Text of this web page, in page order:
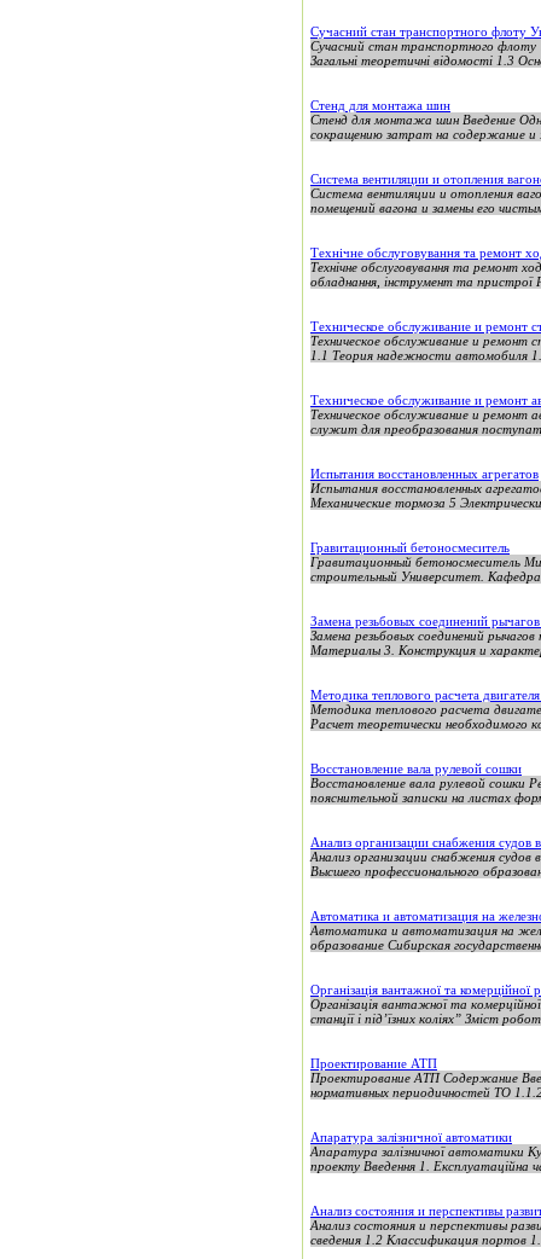
Сучасний стан транспортного флоту
Сучасний стан транспортного
Загальні теоретичні відомості 1.3
Стенд для монтажа шин
Стенд для монтажа шин Введение
сокращению затрат на содержание и
Система вентиляции и отопления
Система вентиляции и отопления
помещений вагона и замены его
Технічне обслуговування та ремонт
Технічне обслуговування та ремонт
обладнання, інструмент та пристрої
Техническое обслуживание и ремонт
Техническое обслуживание и ремонт
1.1 Теория надежности автомобиля
Техническое обслуживание и ремонт
Техническое обслуживание и ремонт
служит для преобразования
Испытания восстановленных агрегатов
Испытания восстановленных
Механические тормоза 5
Гравитационный бетоносмеситель
Гравитационный бетоносмеситель
строительный Университет.
Замена резьбовых соединений
Замена резьбовых соединений
Материалы 3. Конструкция и
Методика теплового расчета
Методика теплового расчета
Расчет теоретически необходимого
Восстановление вала рулевой сошки
Восстановление вала рулевой
пояснительной записки на листах
Анализ организации снабжения судов
Анализ организации снабжения
Высшего профессионального
Автоматика и автоматизация на
Автоматика и автоматизация на
образование Сибирская
Організація вантажної та комерційної
Організація вантажної та
станції і під’їзних коліях” Зміст
Проектирование АТП
Проектирование АТП Содержание
нормативных периодичностей ТО
Апаратура залізничної автоматики
Апаратура залізничної автоматики
проекту Введення 1.
Анализ состояния и перспективы
Анализ состояния и перспективы
сведения 1.2 Классификация портов